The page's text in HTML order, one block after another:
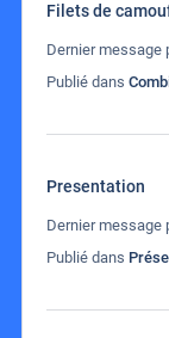
Filets de
Dernier message
Publié dans
Presentation
Dernier message
Publié dans